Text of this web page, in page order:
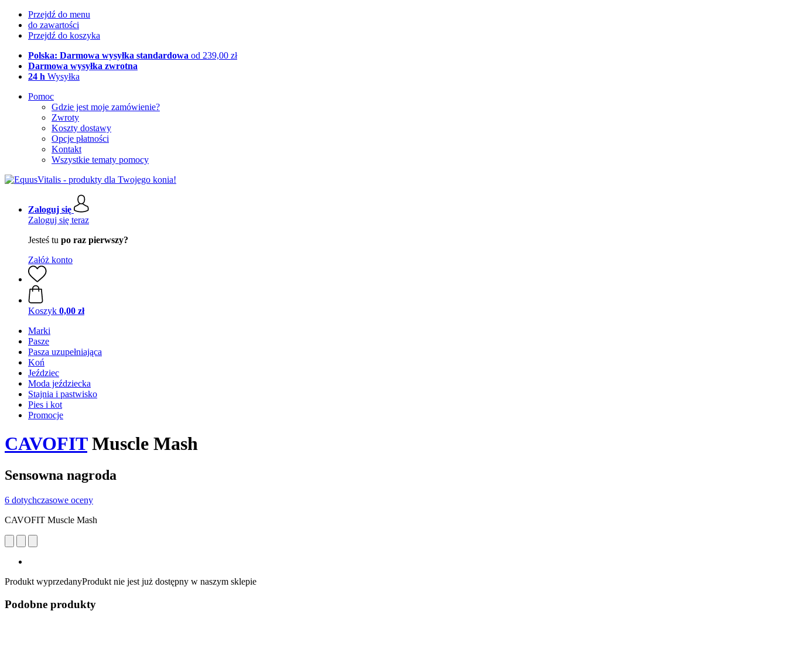
Przejdź do menu
do zawartości
Przejdź do koszyka
Polska: Darmowa wysyłka standardowa od 239,00 zł
Darmowa wysyłka zwrotna
24 h Wysyłka
Pomoc
Gdzie jest moje zamówienie?
Zwroty
Koszty dostawy
Opcje płatności
Kontakt
Wszystkie tematy pomocy
Zaloguj się
Zaloguj się teraz
Jesteś tu po raz pierwszy?
Załóż konto
Koszyk 0,00 zł
Marki
Pasze
Pasza uzupełniająca
Koń
Jeździec
Moda jeździecka
Stajnia i pastwisko
Pies i kot
Promocje
CAVOFITMuscle Mash
Sensowna nagroda
6 dotychczasowe oceny
CAVOFIT Muscle Mash
Produkt wyprzedanyProdukt nie jest już dostępny w naszym sklepie
Podobne produkty